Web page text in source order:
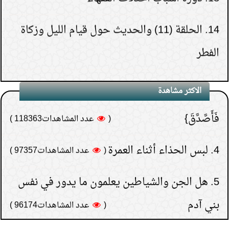
الحلقة (11) والحديث حول قيام الليل وزكاة
الفطر
الحلقة (30) والأخيرة- تنبيهات حول الدعاء
الاكثر مشاهدة
بالخير تجدوه) حديث نبوي؟
3. لماذا خص الصدقة في
قوله {فَيَقُولَ رَبِّ لَوْلا أَخَّرْتَنِي إِلَى أَجَلٍ قَرِيبٍ
فَأَصَّدَّقَ}
( عدد المشاهدات118363 )
لبس الحذاء أثناء العمرة
هل الجن والشياطين يعلمون ما يدور في نفس
بني آدم
( عدد المشاهدات96174 )
6. كيف تعرف نتيجة الاستخارة؟
2. أعمال ليلة العاشر من ذي الحجة المبيت
بمزدلفة
3. حكم الخروج من مزدلفة بعد منتصف الليل
4. من السنة الدعاء قبل الخروج من مزدلفة
5. هل صلى النبي صلى الله عليه وسلم الوتر
ليلة مزدلفة
6. حلقة كاملة حول:المبيت بالمزدلفة